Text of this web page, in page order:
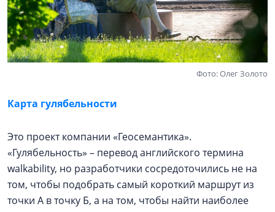
Фото: Олег Золото
Карта гулябельности
Это проект компании «Геосемантика».
«Гулябельность» – перевод английского термина
walkability, но разработчики сосредоточились не на
том, чтобы подобрать самый короткий маршрут из
точки А в точку Б, а на том, чтобы найти наиболее